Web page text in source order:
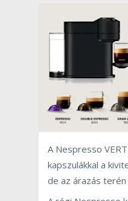
A Nespresso
kapszulákkal a
de az árazás terén